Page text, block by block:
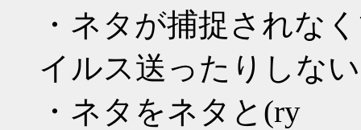
・ネタが捕捉されな
イルス送ったりしな
・ネタをネタと(ry